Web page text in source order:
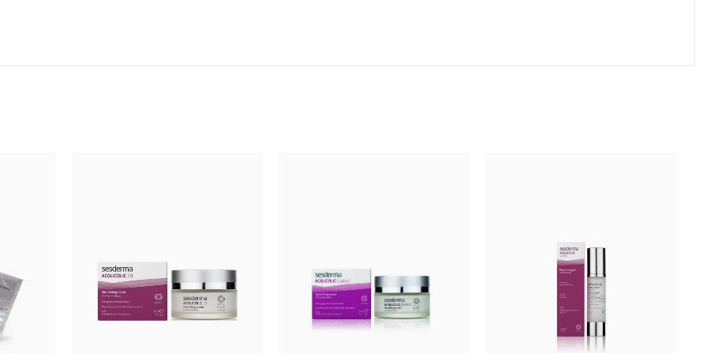
свойствами. Обеспечивает прекрасную эксфолиацию, благодаря лёгкой гидролизации липидов.
галогенкарбоновых кислот. Стимулирует клеточную регенерацию и синтез коллагена, существенно омолаживает
кожи.
(молочн., салицил. кислоты, резорцин), 10 мл
(молочной, салициловой, ризорцин). Это поверхностно-срединный пилинг для всех типов кожи. Создает